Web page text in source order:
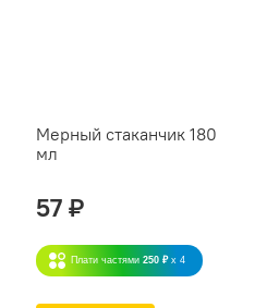
Мерный стаканчик 180
мл
57 ₽
Плати частями 250 ₽ x 4